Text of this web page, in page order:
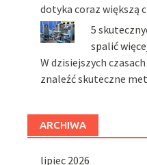
dotyka coraz większą
5
spalić
W dzisiejszych
znaleźć skuteczne
ARCHIWA
lipiec 2026